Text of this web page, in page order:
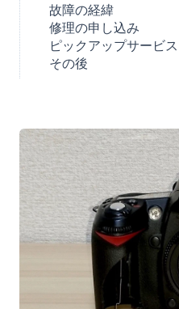
故障の経緯
修理の申し込み
ピックアップサービス
その後